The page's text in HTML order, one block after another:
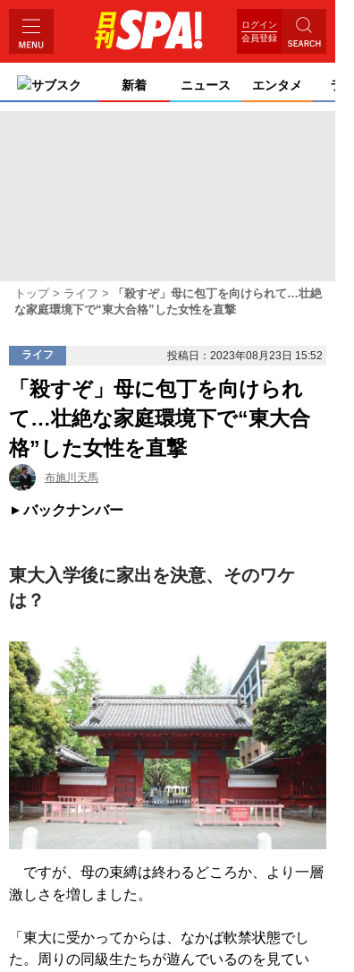
ログイン
会員登録
サブスク 新着 ニュース エンタメ ライ
トップ ライフ
「殺すぞ」母に包丁を向けられて…壮絶
な家庭環境下で“東大合格”した女性を直撃
ライフ 投稿日：2023年08月23日 15:52
「殺すぞ」母に包丁を向けられ
て…壮絶な家庭環境下で“東大合
格”した女性を直撃
布施川天馬
バックナンバー
東大入学後に家出を決意、そのワケ
は？
ですが、母の束縛は終わるどころか、より一層
激しさを増しました。
「東大に受かってからは、なかば軟禁状態でし
た。周りの同級生たちが遊んでいるのを見てい